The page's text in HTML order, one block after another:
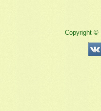
Copyright ©